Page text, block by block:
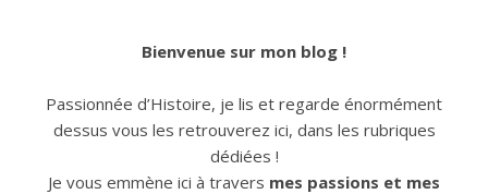
Bienvenue sur mon blog !
Passionnée d’Histoire, je lis et regarde énormément
dessus vous les retrouverez ici, dans les rubriques
dédiées !
Je vous emmène ici à travers mes passions et mes